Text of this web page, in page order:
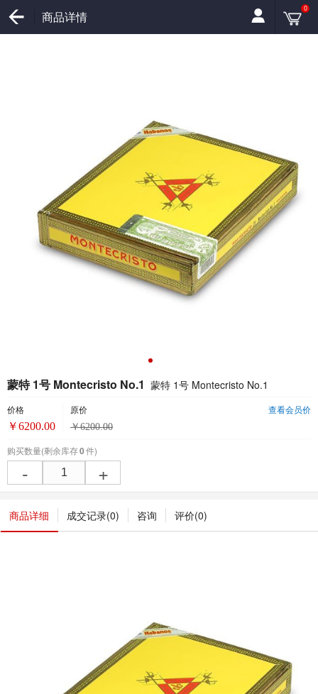
商品详情
0
蒙特 1号 Montecristo No.1 蒙特 1号 Montecristo No.1
查看会员价
价格
￥6200.00
原价
￥6200.00
购买数量(剩余库存0件)
- +
商品详细 成交记录(0) 咨询 评价(0)